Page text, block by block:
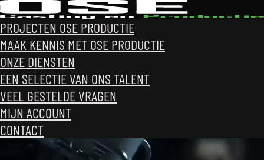
PROJECTEN OSE PRODUCTIE
MAAK KENNIS MET OSE PRODUCTIE
ONZE DIENSTEN
EEN SELECTIE VAN ONS TALENT
VEEL GESTELDE VRAGEN
MIJN ACCOUNT
CONTACT
INSCHRIJVEN